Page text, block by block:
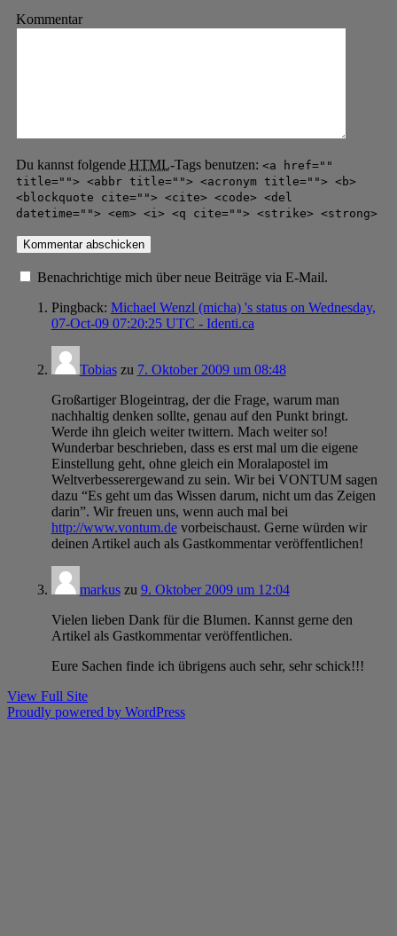
Kommentar
Du kannst folgende HTML-Tags benutzen: <a href=""
title=""> <abbr title=""> <acronym title=""> <b>
<blockquote cite=""> <cite> <code> <del
datetime=""> <em> <i> <q cite=""> <strike> <strong>
Benachrichtige mich über neue Beiträge via E-Mail.
Pingback: Michael Wenzl (micha) 's status on Wednesday,
07-Oct-09 07:20:25 UTC - Identi.ca
Tobiaszu 7. Oktober 2009 um 08:48
Großartiger Blogeintrag, der die Frage, warum man
nachhaltig denken sollte, genau auf den Punkt bringt.
Werde ihn gleich weiter twittern. Mach weiter so!
Wunderbar beschrieben, dass es erst mal um die eigene
Einstellung geht, ohne gleich ein Moralapostel im
Weltverbesserergewand zu sein. Wir bei VONTUM sagen
dazu “Es geht um das Wissen darum, nicht um das Zeigen
darin”. Wir freuen uns, wenn auch mal bei
http://www.vontum.devorbeischaust. Gerne würden wir
deinen Artikel auch als Gastkommentar veröffentlichen!
markuszu 9. Oktober 2009 um 12:04
Vielen lieben Dank für die Blumen. Kannst gerne den
Artikel als Gastkommentar veröffentlichen.
Eure Sachen finde ich übrigens auch sehr, sehr schick!!!
View Full Site
Proudly powered by WordPress